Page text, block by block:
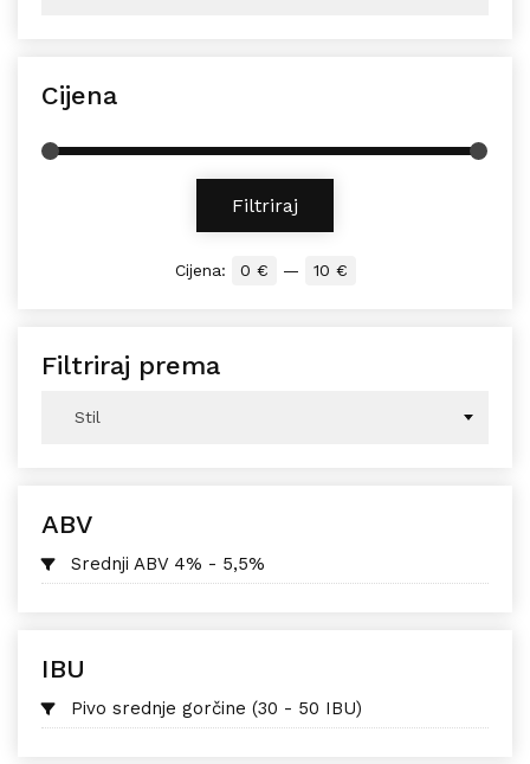
Cijena
Filtriraj
Cijena: 0 € — 10 €
Filtriraj prema
Stil
ABV
Srednji ABV 4% - 5,5%
IBU
Pivo srednje gorčine (30 - 50 IBU)